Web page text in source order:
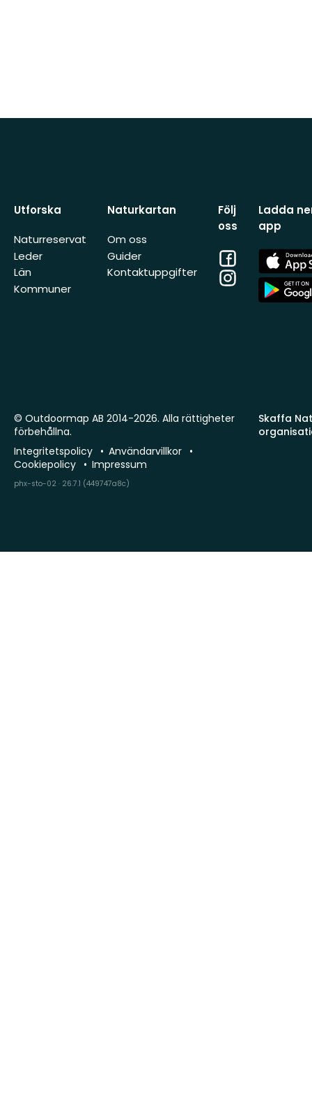
Utforska
Naturreservat
Leder
Län
Kommuner
Naturkartan
Om oss
Guider
Kontaktuppgifter
Följ
oss
Facebook
Instagram
Ladda
app
App
Store
App
Store
Skaffa
© Outdoormap AB 2014-2026. Alla rättigheter
förbehållna.
Integritetspolicy
Användarvillkor
Cookiepolicy
Impressum
phx-sto-02 · 26.7.1 (449747a8c)